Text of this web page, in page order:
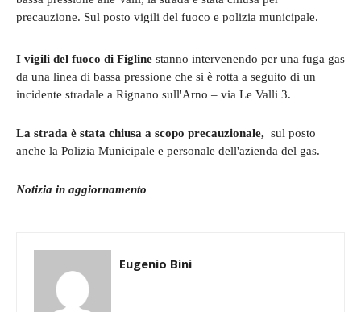
precauzione. Sul posto vigili del fuoco e polizia municipale.
I vigili del fuoco di Figline stanno intervenendo per una fuga gas
da una linea di bassa pressione che si è rotta a seguito di un
incidente stradale a Rignano sull'Arno – via Le Valli 3.
La strada è stata chiusa a scopo precauzionale, sul posto
anche la Polizia Municipale e personale dell'azienda del gas.
Notizia in aggiornamento
Eugenio Bini